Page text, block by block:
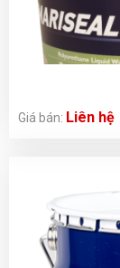
Giá bán: Liên hệ